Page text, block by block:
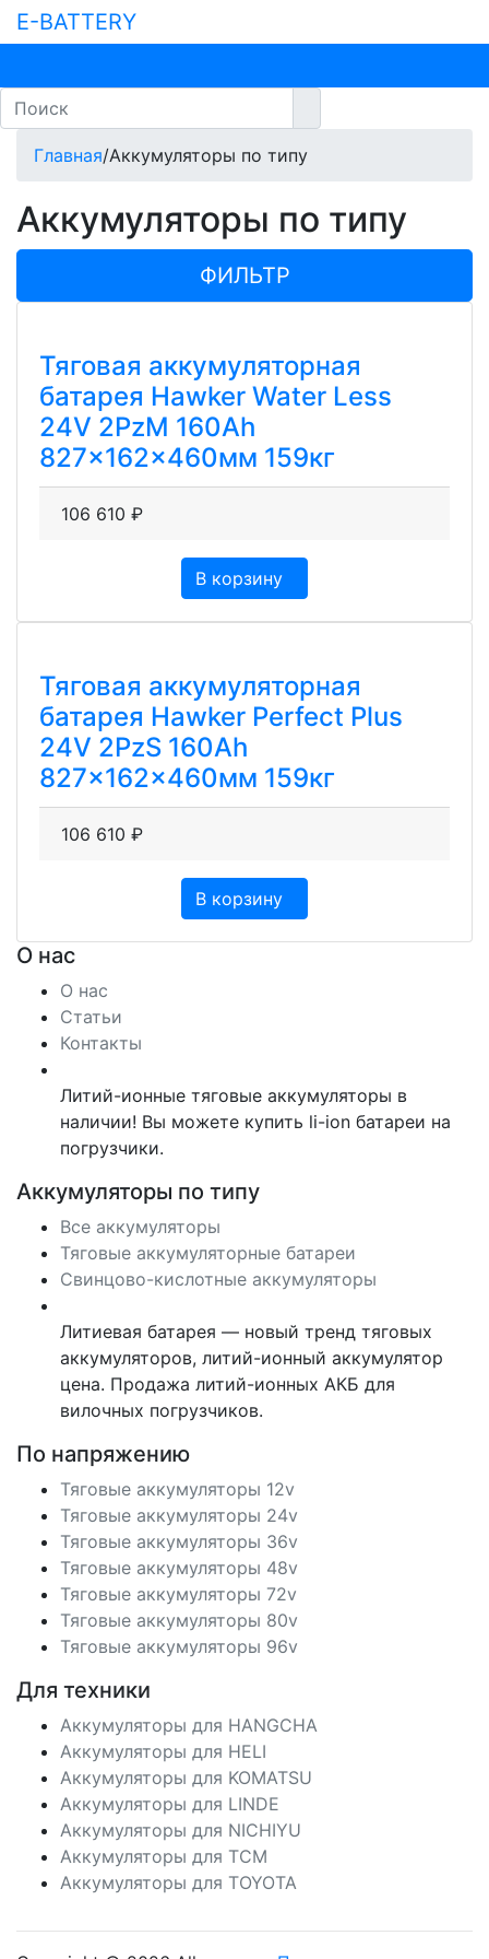
E-BATTERY
Главная/Аккумуляторы по типу
Аккумуляторы по типу
Тяговая аккумуляторная
батарея Hawker Water Less
24V 2PzM 160Ah
827x162x460мм 159кг
106 610 ₽
В корзину
Тяговая аккумуляторная
батарея Hawker Perfect Plus
24V 2PzS 160Ah
827x162x460мм 159кг
106 610 ₽
В корзину
ФИЛЬТР
О нас
О нас
Статьи
Контакты
Литий-ионные тяговые аккумуляторы в
наличии! Вы можете купить li-ion батареи на
погрузчики.
Аккумуляторы по типу
Все аккумуляторы
Тяговые аккумуляторные батареи
Свинцово-кислотные аккумуляторы
Литиевая батарея — новый тренд тяговых
аккумуляторов, литий-ионный аккумулятор
цена. Продажа литий-ионных АКБ для
вилочных погрузчиков.
По напряжению
Тяговые аккумуляторы 12v
Тяговые аккумуляторы 24v
Тяговые аккумуляторы 36v
Тяговые аккумуляторы 48v
Тяговые аккумуляторы 72v
Тяговые аккумуляторы 80v
Тяговые аккумуляторы 96v
Для техники
Аккумуляторы для HANGCHA
Аккумуляторы для HELI
Аккумуляторы для KOMATSU
Аккумуляторы для LINDE
Аккумуляторы для NICHIYU
Аккумуляторы для TCM
Аккумуляторы для TOYOTA